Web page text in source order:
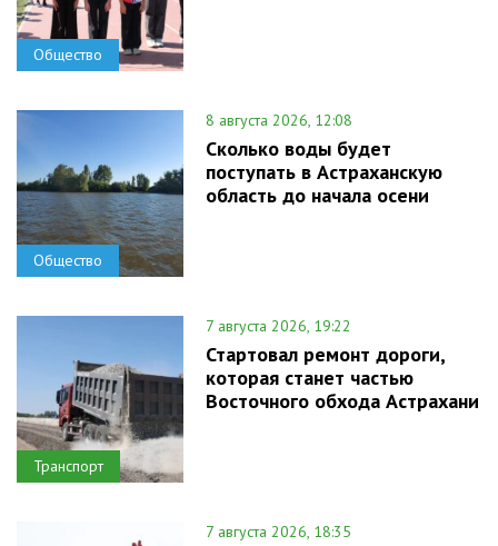
Общество
Общество
8 августа 2026, 12:08
Сколько воды будет
поступать в Астраханскую
область до начала осени
Транспорт
7 августа 2026, 19:22
Стартовал ремонт дороги,
которая станет частью
Восточного обхода Астрахани
7 августа 2026, 18:35